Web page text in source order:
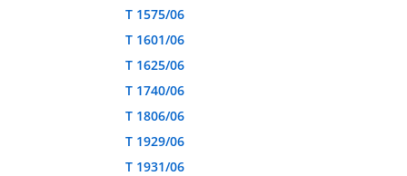
T 1575/06
T 1601/06
T 1625/06
T 1740/06
T 1806/06
T 1929/06
T 1931/06